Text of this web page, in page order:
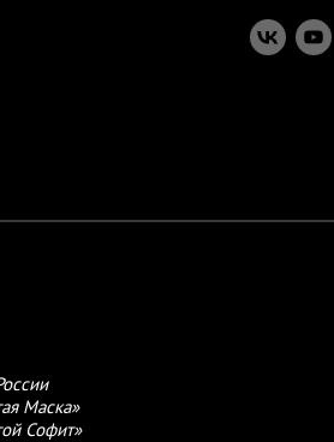
Маска»
Софит»